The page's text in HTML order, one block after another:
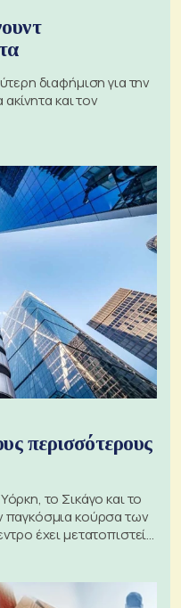
διαφήμιση για την
και τον
περισσότερους
το Σικάγο και το
παγκόσμια κούρσα των
έχει μετατοπιστεί